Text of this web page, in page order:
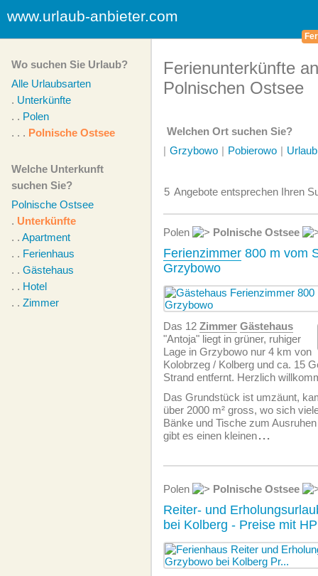
www.urlaub-anbieter.com
Wo suchen Sie Urlaub?
Alle Urlaubsarten
. Unterkünfte
. . Polen
. . . Polnische Ostsee
Welche Unterkunft
suchen Sie?
Polnische Ostsee
. Unterkünfte
. . Apartment
. . Ferienhaus
. . Gästehaus
. . Hotel
. . Zimmer
Ferienunterkünfte
Polnischen Ostsee
Welchen Ort suchen Sie?
| Grzybowo | Pobierowo |
5 Angebote entsprechen Ihren
Polen Polnische Ostsee
Ferienzimmer 800 m vom
Grzybowo
Das 12 Zimmer Gästehaus
"Antoja" liegt in grüner, ruhiger
Lage in Grzybowo nur 4 km von
Kolobrzeg / Kolberg und ca. 15
Strand entfernt. Herzlich
Das Grundstück ist umzäunt,
über 2000 m² gross, wo sich
Bänke und Tische zum
gibt es einen kleinen...
Polen Polnische Ostsee
Reiter- und
bei Kolberg - Preise mit HP